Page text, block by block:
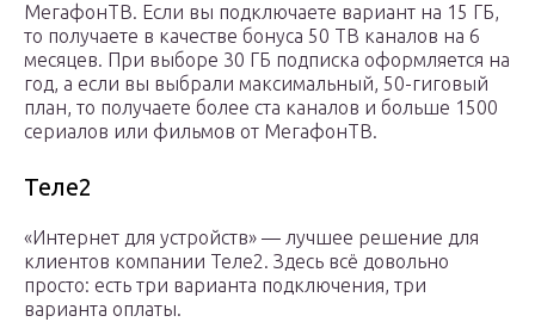
МегафонТВ. Если вы подключаете вариант на 15 ГБ,
то получаете в качестве бонуса 50 ТВ каналов на 6
месяцев. При выборе 30 ГБ подписка оформляется на
год, а если вы выбрали максимальный, 50-гиговый
план, то получаете более ста каналов и больше 1500
сериалов или фильмов от МегафонТВ.
Теле2
«Интернет для устройств» — лучшее решение для
клиентов компании Теле2. Здесь всё довольно
просто: есть три варианта подключения, три
варианта оплаты.